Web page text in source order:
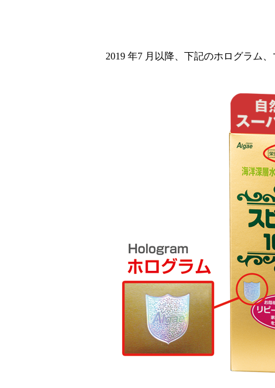
2019 年7 月以降、下記のホログラム